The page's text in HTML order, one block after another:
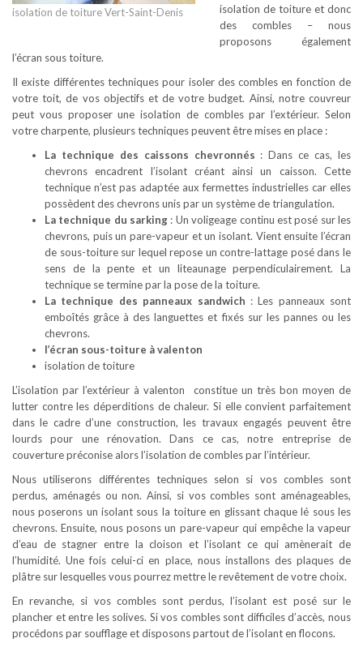
isolation de toiture Vert-Saint-Denis
isolation de toiture et donc
des combles – nous
proposons également
l’écran sous toiture.
Il existe différentes techniques pour isoler des combles en fonction de
votre toit, de vos objectifs et de votre budget. Ainsi, notre couvreur
peut vous proposer une isolation de combles par l’extérieur. Selon
votre charpente, plusieurs techniques peuvent être mises en place :
La technique des caissons chevronnés : Dans ce cas, les
chevrons encadrent l’isolant créant ainsi un caisson. Cette
technique n’est pas adaptée aux fermettes industrielles car elles
possèdent des chevrons unis par un système de triangulation.
La technique du sarking : Un voligeage continu est posé sur les
chevrons, puis un pare-vapeur et un isolant. Vient ensuite l’écran
de sous-toiture sur lequel repose un contre-lattage posé dans le
sens de la pente et un liteaunage perpendiculairement. La
technique se termine par la pose de la toiture.
La technique des panneaux sandwich : Les panneaux sont
emboîtés grâce à des languettes et fixés sur les pannes ou les
chevrons.
l’écran sous-toiture à valenton
isolation de toiture
L’isolation par l’extérieur à valenton constitue un très bon moyen de
lutter contre les déperditions de chaleur. Si elle convient parfaitement
dans le cadre d’une construction, les travaux engagés peuvent être
lourds pour une rénovation. Dans ce cas, notre entreprise de
couverture préconise alors l’isolation de combles par l’intérieur.
Nous utiliserons différentes techniques selon si vos combles sont
perdus, aménagés ou non. Ainsi, si vos combles sont aménageables,
nous poserons un isolant sous la toiture en glissant chaque lé sous les
chevrons. Ensuite, nous posons un pare-vapeur qui empêche la vapeur
d’eau de stagner entre la cloison et l’isolant ce qui amènerait de
l’humidité. Une fois celui-ci en place, nous installons des plaques de
plâtre sur lesquelles vous pourrez mettre le revêtement de votre choix.
En revanche, si vos combles sont perdus, l’isolant est posé sur le
plancher et entre les solives. Si vos combles sont difficiles d’accès, nous
procédons par soufflage et disposons partout de l’isolant en flocons.